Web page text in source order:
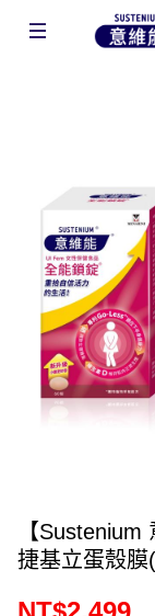
【
捷基立蛋殼